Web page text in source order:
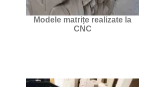
Modele matrițe realizate la
CNC